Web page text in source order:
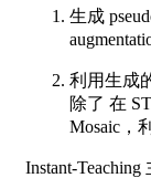
生成
利用生成
除了 在
Mosaic，
Instant-